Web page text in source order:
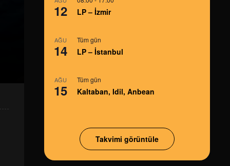
12 LP – İzmir
AĞU
14
Tüm gün
LP – İstanbul
AĞU
15
Tüm gün
Kaltaban, Idil, Anbean
Takvimi görüntüle